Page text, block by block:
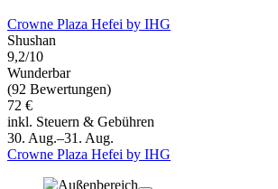
Crowne Plaza Hefei by IHG
Shushan
9,2/10
Wunderbar
(92 Bewertungen)
72 €
inkl. Steuern & Gebühren
30. Aug.–31. Aug.
Crowne Plaza Hefei by IHG